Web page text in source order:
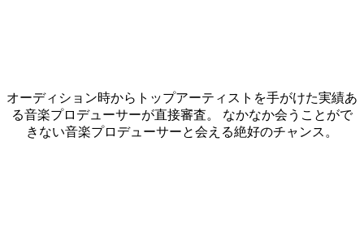
オーディション時からトップアーティストを手がけた実績あ
る音楽プロデューサーが直接審査。 なかなか会うことがで
きない音楽プロデューサーと会える絶好のチャンス。